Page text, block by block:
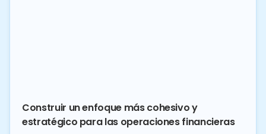
Construir un enfoque más cohesivo y
estratégico para las operaciones financieras